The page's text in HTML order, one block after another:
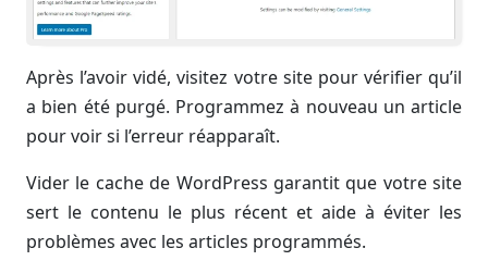
Après l’avoir vidé, visitez votre site pour vérifier qu’il
a bien été purgé. Programmez à nouveau un article
pour voir si l’erreur réapparaît.
Vider le cache de WordPress garantit que votre site
sert le contenu le plus récent et aide à éviter les
problèmes avec les articles programmés.